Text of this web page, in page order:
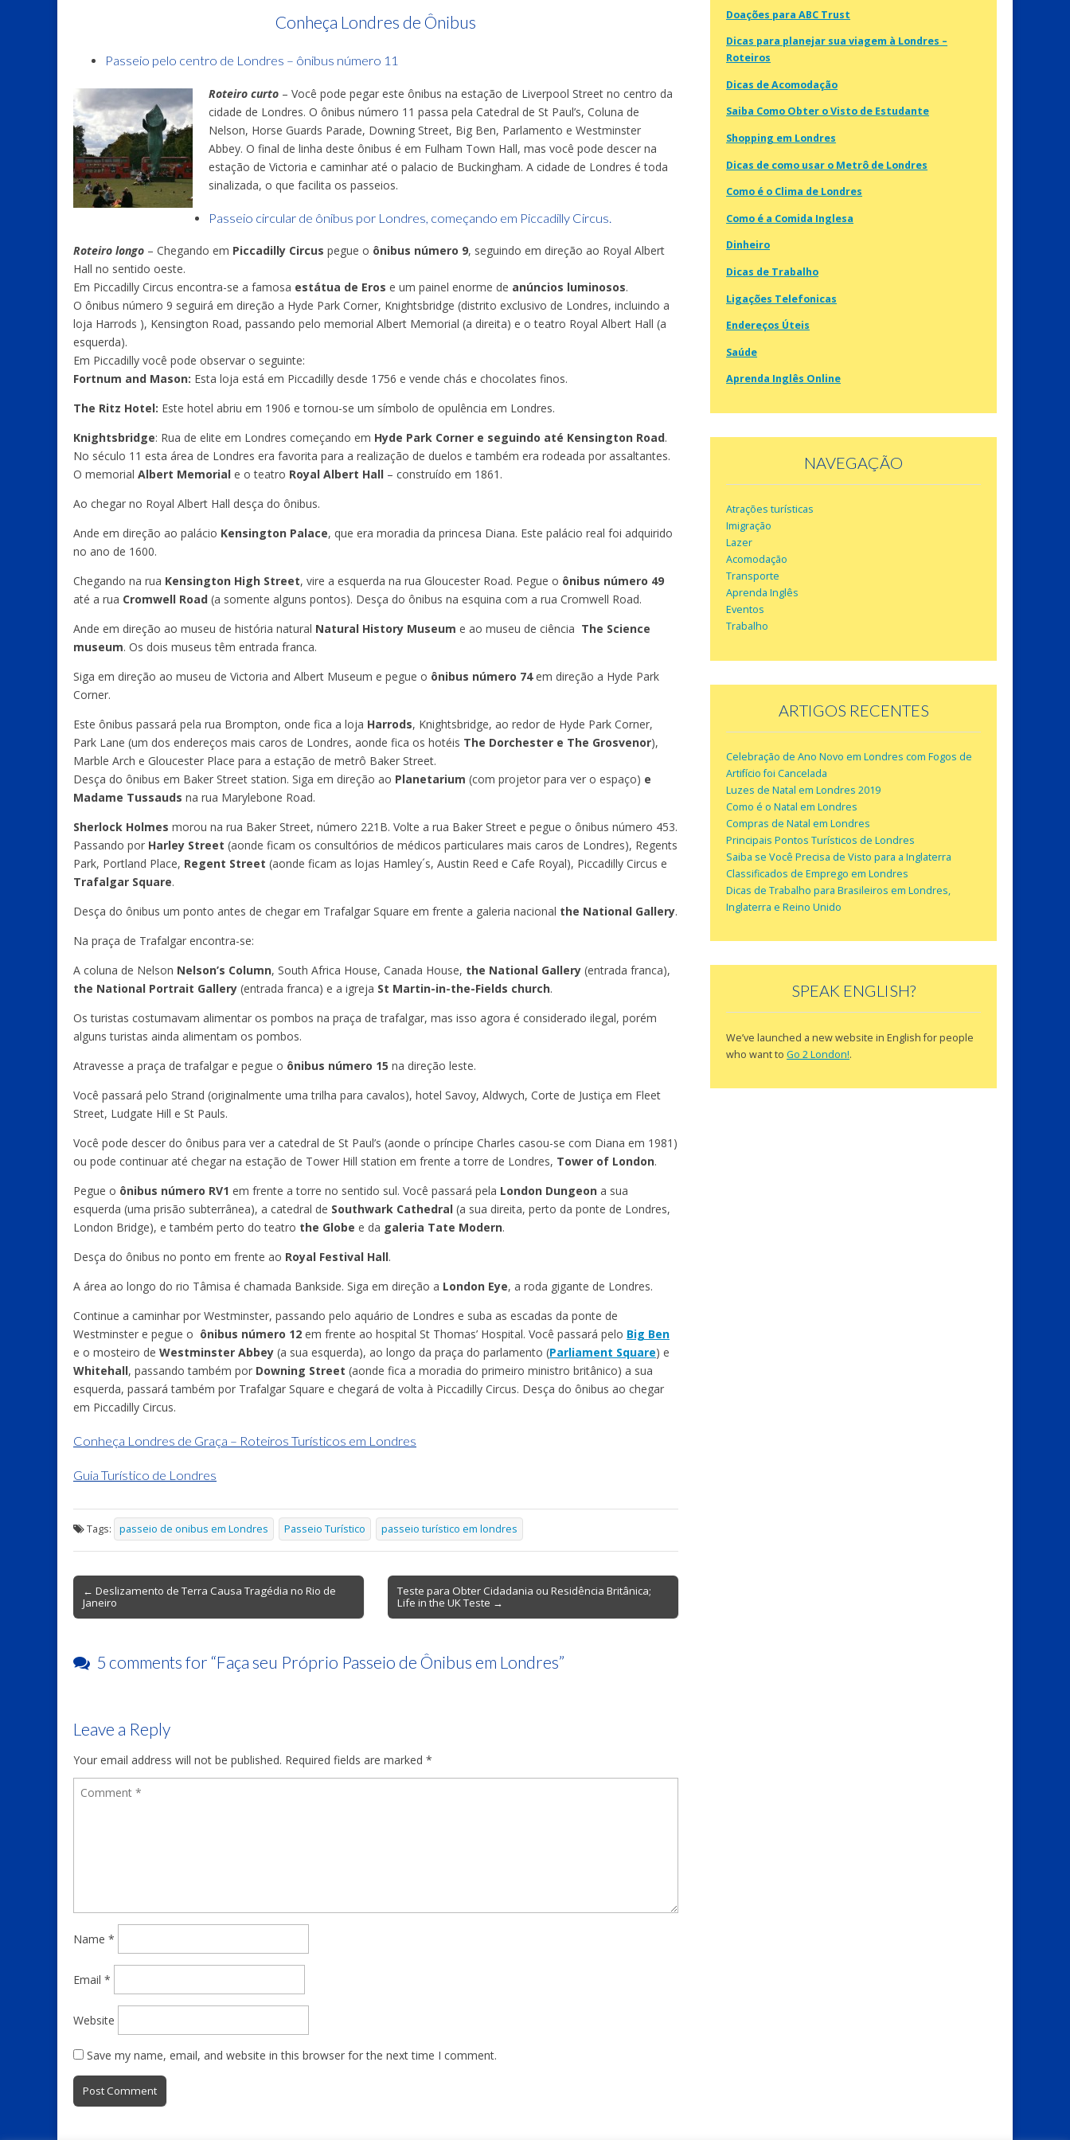
Conheça Londres de Ônibus
Passeio pelo centro de Londres – ônibus número 11
Roteiro curto – Você pode pegar este ônibus na estação de Liverpool Street no centro da
cidade de Londres. O ônibus número 11 passa pela Catedral de St Paul’s, Coluna de
Nelson, Horse Guards Parade, Downing Street, Big Ben, Parlamento e Westminster
Abbey. O final de linha deste ônibus é em Fulham Town Hall, mas você pode descer na
estação de Victoria e caminhar até o palacio de Buckingham. A cidade de Londres é toda
sinalizada, o que facilita os passeios.
Passeio circular de ônibus por Londres, começando em Piccadilly Circus.
Roteiro longo – Chegando em Piccadilly Circus pegue o ônibus número 9, seguindo em direção ao Royal Albert
Hall no sentido oeste.
Em Piccadilly Circus encontra-se a famosa estátua de Eros e um painel enorme de anúncios luminosos.
O ônibus número 9 seguirá em direção a Hyde Park Corner, Knightsbridge (distrito exclusivo de Londres, incluindo a
loja Harrods ), Kensington Road, passando pelo memorial Albert Memorial (a direita) e o teatro Royal Albert Hall (a
esquerda).
Em Piccadilly você pode observar o seguinte:
Fortnum and Mason: Esta loja está em Piccadilly desde 1756 e vende chás e chocolates finos.
The Ritz Hotel: Este hotel abriu em 1906 e tornou-se um símbolo de opulência em Londres.
Knightsbridge: Rua de elite em Londres começando em Hyde Park Corner e seguindo até Kensington Road.
No século 11 esta área de Londres era favorita para a realização de duelos e também era rodeada por assaltantes.
O memorial Albert Memorial e o teatro Royal Albert Hall – construído em 1861.
Ao chegar no Royal Albert Hall desça do ônibus.
Ande em direção ao palácio Kensington Palace, que era moradia da princesa Diana. Este palácio real foi adquirido
no ano de 1600.
Chegando na rua Kensington High Street, vire a esquerda na rua Gloucester Road. Pegue o ônibus número 49
até a rua Cromwell Road (a somente alguns pontos). Desça do ônibus na esquina com a rua Cromwell Road.
Ande em direção ao museu de história natural Natural History Museum e ao museu de ciência The Science
museum. Os dois museus têm entrada franca.
Siga em direção ao museu de Victoria and Albert Museum e pegue o ônibus número 74em direção a Hyde Park
Corner.
Este ônibus passará pela rua Brompton, onde fica a loja Harrods, Knightsbridge, ao redor de Hyde Park Corner,
Park Lane (um dos endereços mais caros de Londres, aonde fica os hotéis The Dorchester e The Grosvenor),
Marble Arch e Gloucester Place para a estação de metrô Baker Street.
Desça do ônibus em Baker Street station. Siga em direção ao Planetarium (com projetor para ver o espaço) e
Madame Tussauds na rua Marylebone Road.
Sherlock Holmes morou na rua Baker Street, número 221B. Volte a rua Baker Street e pegue o ônibus número 453.
Passando por Harley Street (aonde ficam os consultórios de médicos particulares mais caros de Londres), Regents
Park, Portland Place, Regent Street (aonde ficam as lojas Hamley´s, Austin Reed e Cafe Royal), Piccadilly Circus e
Trafalgar Square.
Desça do ônibus um ponto antes de chegar em Trafalgar Square em frente a galeria nacional the National Gallery.
Na praça de Trafalgar encontra-se:
A coluna de Nelson Nelson’s Column, South Africa House, Canada House, the National Gallery (entrada franca),
the National Portrait Gallery (entrada franca) e a igreja St Martin-in-the-Fields church.
Os turistas costumavam alimentar os pombos na praça de trafalgar, mas isso agora é considerado ilegal, porém
alguns turistas ainda alimentam os pombos.
Atravesse a praça de trafalgar e pegue o ônibus número 15 na direção leste.
Você passará pelo Strand (originalmente uma trilha para cavalos), hotel Savoy, Aldwych, Corte de Justiça em Fleet
Street, Ludgate Hill e St Pauls.
Você pode descer do ônibus para ver a catedral de St Paul’s (aonde o príncipe Charles casou-se com Diana em 1981)
ou pode continuar até chegar na estação de Tower Hill station em frente a torre de Londres, Tower of London.
Pegue o ônibus número RV1 em frente a torre no sentido sul. Você passará pela London Dungeon a sua
esquerda (uma prisão subterrânea), a catedral de Southwark Cathedral (a sua direita, perto da ponte de Londres,
London Bridge), e também perto do teatro the Globe e da galeria Tate Modern.
Desça do ônibus no ponto em frente ao Royal Festival Hall.
A área ao longo do rio Tâmisa é chamada Bankside. Siga em direção a London Eye, a roda gigante de Londres.
Continue a caminhar por Westminster, passando pelo aquário de Londres e suba as escadas da ponte de
Westminster e pegue o ônibus número 12 em frente ao hospital St Thomas’ Hospital. Você passará pelo Big Ben
e o mosteiro de Westminster Abbey (a sua esquerda), ao longo da praça do parlamento (Parliament Square) e
Whitehall, passando também por Downing Street (aonde fica a moradia do primeiro ministro britânico) a sua
esquerda, passará também por Trafalgar Square e chegará de volta à Piccadilly Circus. Desça do ônibus ao chegar
em Piccadilly Circus.
Conheça Londres de Graça – Roteiros Turísticos em Londres
Guia Turístico de Londres
Tags: passeio de onibus em Londres Passeio Turístico passeio turístico em londres
Post
navigation
← Deslizamento de Terra Causa Tragédia no Rio de
Janeiro
Teste para Obter Cidadania ou Residência Britânica;
Life in the UK Teste →
5 comments for “Faça seu Próprio Passeio de Ônibus em Londres”
Leave a Reply
Your email address will not be published. Required fields are marked *
Name *
Email *
Website
Save my name, email, and website in this browser for the next time I comment.
Doações para ABC Trust
Dicas para planejar sua viagem à Londres –
Roteiros
Dicas de Acomodação
Saiba Como Obter o Visto de Estudante
Shopping em Londres
Dicas de como usar o Metrô de Londres
Como é o Clima de Londres
Como é a Comida Inglesa
Dinheiro
Dicas de Trabalho
Ligações Telefonicas
Endereços Úteis
Saúde
Aprenda Inglês Online
NAVEGAÇÃO
Atrações turísticas
Imigração
Lazer
Acomodação
Transporte
Aprenda Inglês
Eventos
Trabalho
ARTIGOS RECENTES
Celebração de Ano Novo em Londres com Fogos de
Artifício foi Cancelada
Luzes de Natal em Londres 2019
Como é o Natal em Londres
Compras de Natal em Londres
Principais Pontos Turísticos de Londres
Saiba se Você Precisa de Visto para a Inglaterra
Classificados de Emprego em Londres
Dicas de Trabalho para Brasileiros em Londres,
Inglaterra e Reino Unido
SPEAK ENGLISH?
We’ve launched a new website in English for people
who want toGo 2 London!.